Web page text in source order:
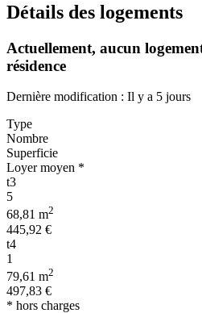
Détails des logements
Actuellement, aucun
résidence
Dernière modification : Il y a 5 jours
Type
Nombre
Superficie
Loyer moyen *
t3
5
68,81 m2
445,92 €
t4
1
79,61 m2
497,83 €
* hors charges